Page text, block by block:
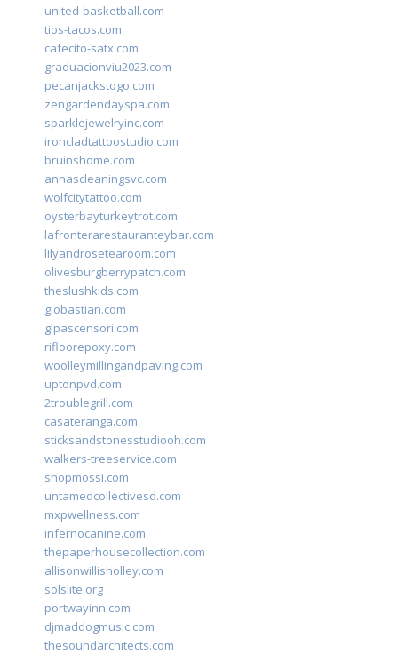
united-basketball.com
tios-tacos.com
cafecito-satx.com
graduacionviu2023.com
pecanjackstogo.com
zengardendayspa.com
sparklejewelryinc.com
ironcladtattoostudio.com
bruinshome.com
annascleaningsvc.com
wolfcitytattoo.com
oysterbayturkeytrot.com
lafronterarestauranteybar.com
lilyandrosetearoom.com
olivesburgberrypatch.com
theslushkids.com
giobastian.com
glpascensori.com
rifloorepoxy.com
woolleymillingandpaving.com
uptonpvd.com
2troublegrill.com
casateranga.com
sticksandstonesstudiooh.com
walkers-treeservice.com
shopmossi.com
untamedcollectivesd.com
mxpwellness.com
infernocanine.com
thepaperhousecollection.com
allisonwillisholley.com
solslite.org
portwayinn.com
djmaddogmusic.com
thesoundarchitects.com